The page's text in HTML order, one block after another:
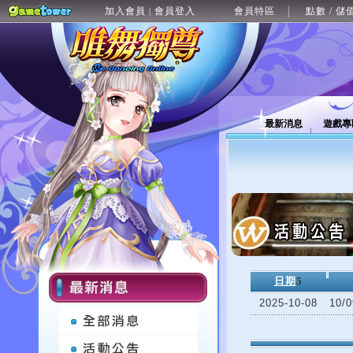
加入會員 | 會員登入 會員特區 點數 / 儲
最新消息 遊戲
日期 5
2025-10-08
10/